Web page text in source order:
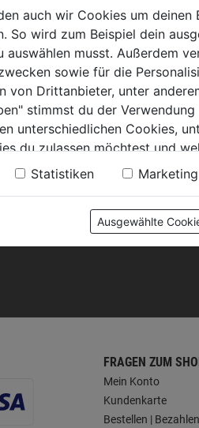
RAT & TAT
Akkuwelt
Marken
Ratgeber
FRAGEN ZUM
Mein Konto
Kundenkarte
Bestellen | Bezahlen
auch wir Cookies um deinen
So wird zum Beispiel dein
musst. Außerdem
sowie für die
von Drittanbieter, unter
stimmst du der
unterschiedlichen Cookies,
du zulassen möchtest und
Datenschutzerklärung
Statistiken Marketing
Ausgewählte